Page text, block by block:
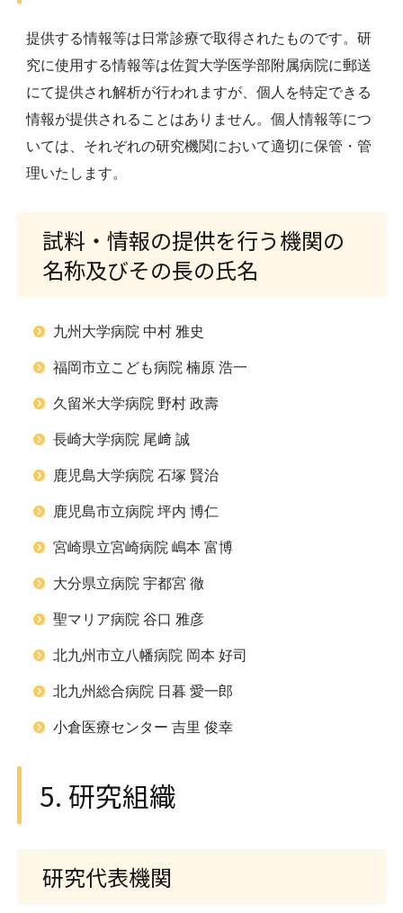
提供する情報等は日常診療で取得されたものです。研
究に使用する情報等は佐賀大学医学部附属病院に郵送
にて提供され解析が行われますが、個人を特定できる
情報が提供されることはありません。個人情報等につ
いては、それぞれの研究機関において適切に保管・管
理いたします。
試料・情報の提供を行う機関の
名称及びその長の氏名
九州大学病院 中村 雅史
福岡市立こども病院 楠原 浩一
久留米大学病院 野村 政壽
長崎大学病院 尾﨑 誠
鹿児島大学病院 石塚 賢治
鹿児島市立病院 坪内 博仁
宮崎県立宮崎病院 嶋本 富博
大分県立病院 宇都宮 徹
聖マリア病院 谷口 雅彦
北九州市立八幡病院 岡本 好司
北九州総合病院 日暮 愛一郎
小倉医療センター 吉里 俊幸
5. 研究組織
研究代表機関